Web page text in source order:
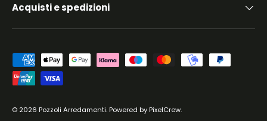
Acquisti e spedizioni
Metodi di pagamento accettati
© 2026 Pozzoli Arredamenti.Powered byPixelCrew.